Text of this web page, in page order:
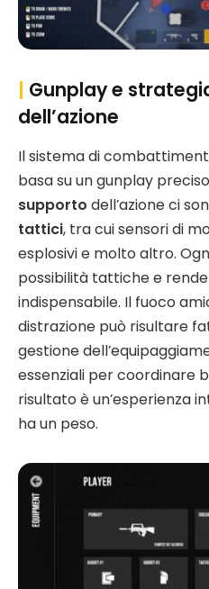
| Gunplay e
dell’azione
Il sistema di
basa su un gunplay
supporto dell’azione ci
tattici, tra cui sensori di
esplosivi e molto altro.
possibilità tattiche e
indispensabile. Il fuoco
distrazione può risultare
gestione
essenziali per coordinare
risultato è un’esperienza
ha un peso.